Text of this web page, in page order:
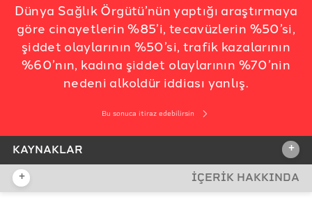
Dünya Sağlık Örgütü’nün yaptığı araştırmaya
göre cinayetlerin %85’i, tecavüzlerin %50’si,
şiddet olaylarının %50’si, trafik kazalarının
%60’nın, kadına şiddet olaylarının %70’nin
nedeni alkoldür iddiası yanlış.
Bu sonuca itiraz edebilirsin
KAYNAKLAR +
İDDİA KAYNAĞI
+ İÇERİK HAKKINDA